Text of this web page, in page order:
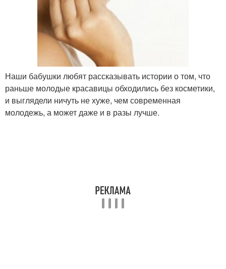
Наши бабушки любят рассказывать истории о том, что
раньше молодые красавицы обходились без косметики,
и выглядели ничуть не хуже, чем современная
молодежь, а может даже и в разы лучше.